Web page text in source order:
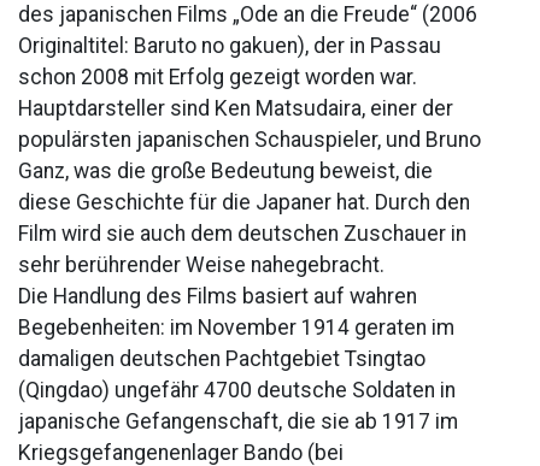
des japanischen Films „Ode an die Freude“ (2006
Originaltitel: Baruto no gakuen), der in Passau
schon 2008 mit Erfolg gezeigt worden war.
Hauptdarsteller sind Ken Matsudaira, einer der
populärsten japanischen Schauspieler, und Bruno
Ganz, was die große Bedeutung beweist, die
diese Geschichte für die Japaner hat. Durch den
Film wird sie auch dem deutschen Zuschauer in
sehr berührender Weise nahegebracht.
Die Handlung des Films basiert auf wahren
Begebenheiten: im November 1914 geraten im
damaligen deutschen Pachtgebiet Tsingtao
(Qingdao) ungefähr 4700 deutsche Soldaten in
japanische Gefangenschaft, die sie ab 1917 im
Kriegsgefangenenlager Bando (bei